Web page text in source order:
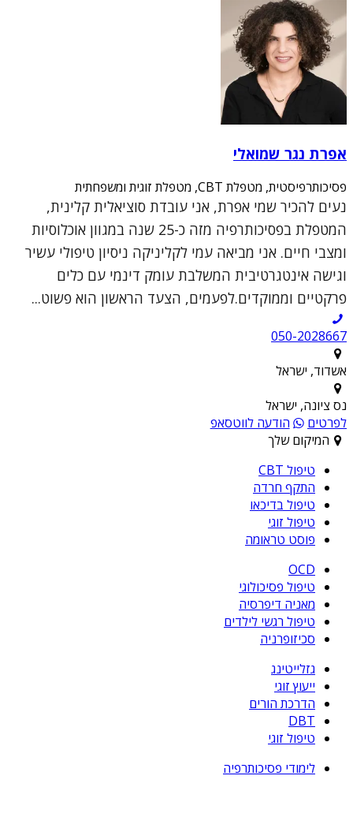
אפרת נגר שמואלי
פסיכותרפיסטית, מטפלת CBT, מטפלת זוגית ומשפחתית
נעים להכיר שמי אפרת, אני עובדת סוציאלית קלינית,
המטפלת בפסיכותרפיה מזה כ-25 שנה במגוון אוכלוסיות
ומצבי חיים. אני מביאה עמי לקליניקה ניסיון טיפולי עשיר
וגישה אינטגרטיבית המשלבת עומק דינמי עם כלים
פרקטיים וממוקדים.לפעמים, הצעד הראשון הוא פשוט...
050-2028667
אשדוד, ישראל
נס ציונה, ישראל
לפרטים
הודעה לווטסאפ
המיקום שלך
טיפול CBT
התקף חרדה
טיפול בדיכאו
טיפול זוגי
פוסט טראומה
OCD
טיפול פסיכולוגי
מאניה דיפרסיה
טיפול רגשי לילדים
סכיזופרניה
גזלייטינג
ייעוץ זוגי
הדרכת הורים
DBT
טיפול זוגי
לימודי פסיכותרפיה